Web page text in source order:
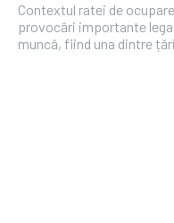
Contextul ratei de
provocări importante
muncă, fiind una dintre